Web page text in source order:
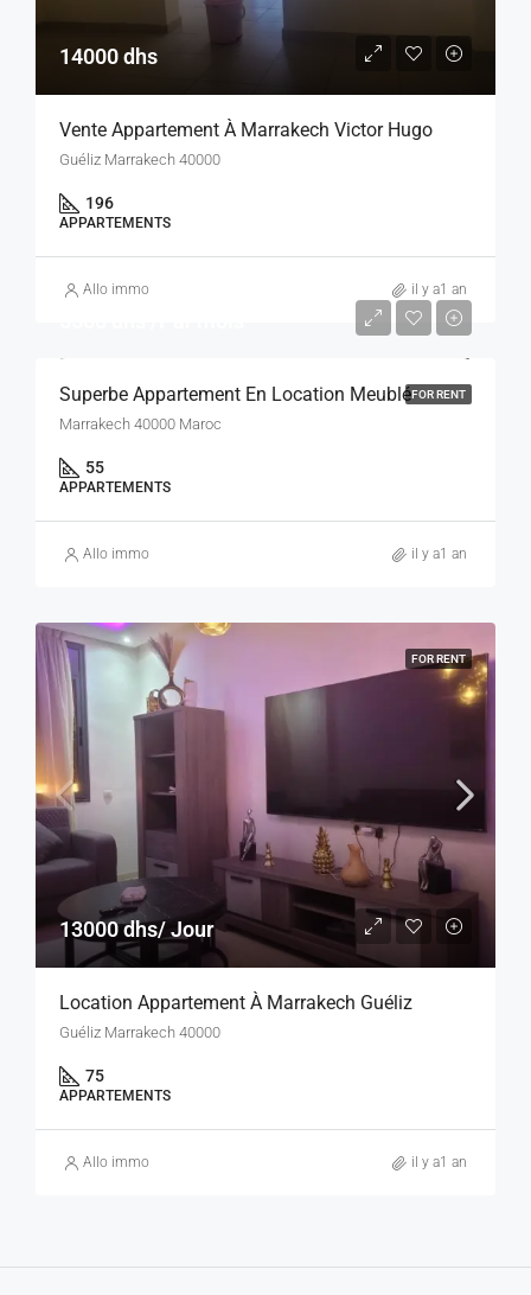
14000 dhs
Vente Appartement À Marrakech Victor Hugo
Guéliz Marrakech 40000
196
APPARTEMENTS
Allo immo il y a1 an
FOR RENT
Superbe Appartement En Location Meublé
Marrakech 40000 Maroc
55
APPARTEMENTS
Allo immo il y a1 an
FOR RENT
13000 dhs/ Jour
Location Appartement À Marrakech Guéliz
Guéliz Marrakech 40000
75
APPARTEMENTS
Allo immo il y a1 an